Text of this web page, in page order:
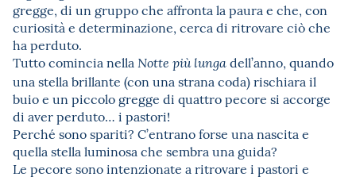
gregge, di un gruppo che affronta la paura e che, con
curiosità e determinazione, cerca di ritrovare ciò che
ha perduto.
Tutto comincia nella Notte più lungadell’anno, quando
una stella brillante (con una strana coda) rischiara il
buio e un piccolo gregge di quattro pecore si accorge
di aver perduto… i pastori!
Perché sono spariti? C’entrano forse una nascita e
quella stella luminosa che sembra una guida?
Le pecore sono intenzionate a ritrovare i pastori e